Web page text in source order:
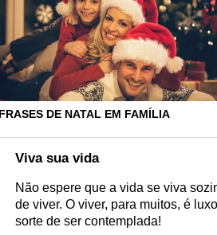
FRASES DE NATAL EM FAMÍLIA
Viva sua vida
Não espere que a vida se viva
de viver. O viver, para muitos, é
sorte de ser contemplada!